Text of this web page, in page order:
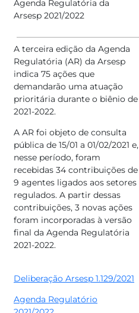
Agenda Regulatória da
Arsesp 2021/2022
A terceira edição da Agenda
Regulatória (AR) da Arsesp
indica 75 ações que
demandarão uma atuação
prioritária durante o biênio de
2021-2022.
A AR foi objeto de consulta
pública de 15/01 a 01/02/2021 e,
nesse período, foram
recebidas 34 contribuições de
9 agentes ligados aos setores
regulados. A partir dessas
contribuições, 3 novas ações
foram incorporadas à versão
final da Agenda Regulatória
2021-2022.
Deliberação Arsesp 1.129/2021
Agenda Regulatório